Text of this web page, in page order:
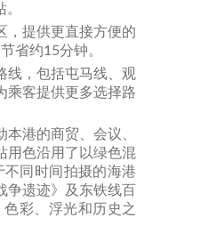
，提供更直接方便的
省约15分钟。
线，包括屯马线、观
乘客提供更多选择路
港的商贸、会议、
用色沿用了以绿色混
同时间拍摄的海港
争遗迹》及东铁线百
彩、浮光和历史之